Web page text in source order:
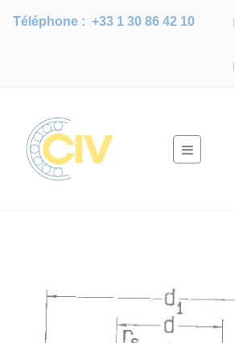
Téléphone :+33 1 30 86 42 10
Basculer
la
☰